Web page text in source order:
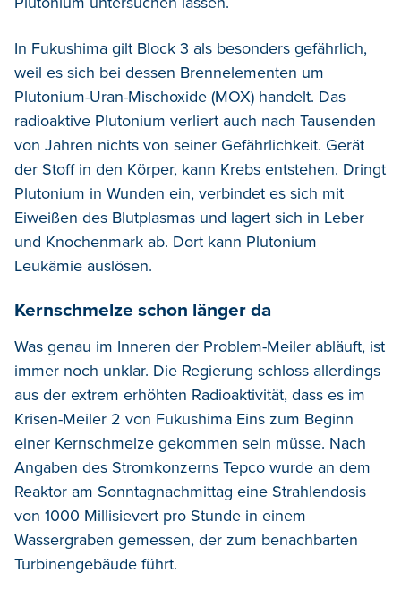
In Fukushima gilt Block 3 als besonders gefährlich,
weil es sich bei dessen Brennelementen um
Plutonium-Uran-Mischoxide (MOX) handelt. Das
radioaktive Plutonium verliert auch nach Tausenden
von Jahren nichts von seiner Gefährlichkeit. Gerät
der Stoff in den Körper, kann Krebs entstehen. Dringt
Plutonium in Wunden ein, verbindet es sich mit
Eiweißen des Blutplasmas und lagert sich in Leber
und Knochenmark ab. Dort kann Plutonium
Leukämie auslösen.
Kernschmelze schon länger da
Was genau im Inneren der Problem-Meiler abläuft, ist
immer noch unklar. Die Regierung schloss allerdings
aus der extrem erhöhten Radioaktivität, dass es im
Krisen-Meiler 2 von Fukushima Eins zum Beginn
einer Kernschmelze gekommen sein müsse. Nach
Angaben des Stromkonzerns Tepco wurde an dem
Reaktor am Sonntagnachmittag eine Strahlendosis
von 1000 Millisievert pro Stunde in einem
Wassergraben gemessen, der zum benachbarten
Turbinengebäude führt.